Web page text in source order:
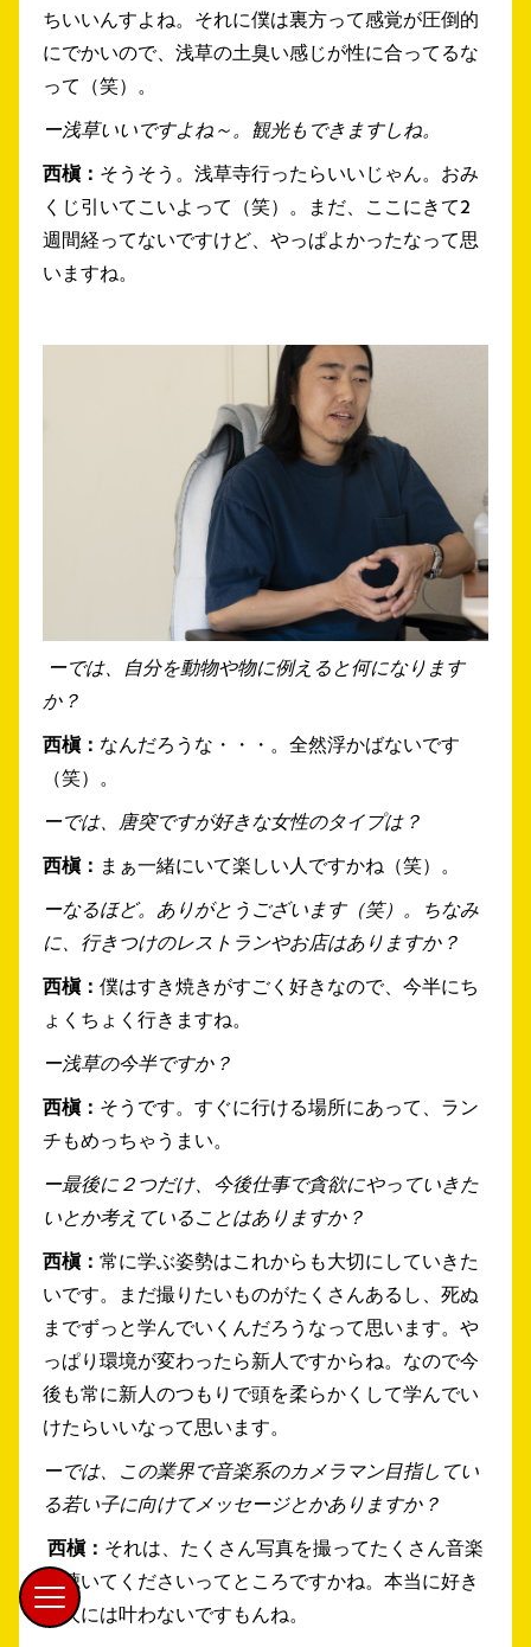
ちいいんすよね。それに僕は裏方って感覚が圧倒的
にでかいので、浅草の土臭い感じが性に合ってるな
って（笑）。
ー浅草いいですよね～。観光もできますしね。
西槇： そうそう。浅草寺行ったらいいじゃん。おみ
くじ引いてこいよって（笑）。まだ、ここにきて2
週間経ってないですけど、やっぱよかったなって思
いますね。
ーでは、自分を動物や物に例えると何になります
か？
西槇： なんだろうな・・・。全然浮かばないです
（笑）。
ーでは、唐突ですが好きな女性のタイプは？
西槇： まぁ一緒にいて楽しい人ですかね（笑）。
ーなるほど。ありがとうございます（笑）。ちなみ
に、行きつけのレストランやお店はありますか？
西槇： 僕はすき焼きがすごく好きなので、今半にち
ょくちょく行きますね。
ー浅草の今半ですか？
西槇： そうです。すぐに行ける場所にあって、ラン
チもめっちゃうまい。
ー最後に２つだけ、今後仕事で貪欲にやっていきた
いとか考えていることはありますか？
西槇： 常に学ぶ姿勢はこれからも大切にしていきた
いです。まだ撮りたいものがたくさんあるし、死ぬ
までずっと学んでいくんだろうなって思います。や
っぱり環境が変わったら新人ですからね。なので今
後も常に新人のつもりで頭を柔らかくして学んでい
けたらいいなって思います。
ーでは、この業界で音楽系のカメラマン目指してい
る若い子に向けてメッセージとかありますか？
西槇： それは、たくさん写真を撮ってたくさん音楽
を聴いてくださいってところですかね。本当に好き
な人には叶わないですもんね。